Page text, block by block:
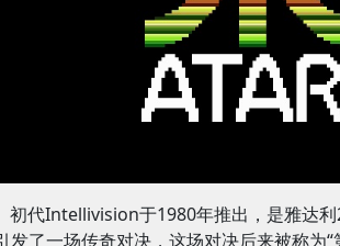
初代Intellivision于1980年推出，是雅达利
发了一场传奇对决，这场对决后来被称为